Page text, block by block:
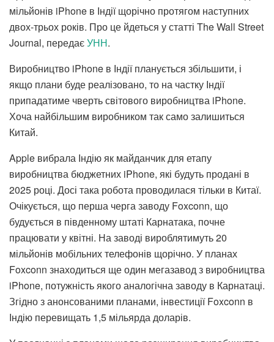
мільйонів iPhone в Індії щорічно протягом наступних
двох-трьох років. Про це йдеться у статті The Wall Street
Journal, передаєУНН.
Виробництво iPhone в Індії планується збільшити, і
якщо плани буде реалізовано, то на частку Індії
припадатиме чверть світового виробництва iPhone.
Хоча найбільшим виробником так само залишиться
Китай.
Apple вибрала Індію як майданчик для етапу
виробництва бюджетних iPhone, які будуть продані в
2025 році. Досі така робота проводилася тільки в Китаї.
Очікується, що перша черга заводу Foxconn, що
будується в південному штаті Карнатака, почне
працювати у квітні. На заводі вироблятимуть 20
мільйонів мобільних телефонів щорічно. У планах
Foxconn знаходиться ще один мегазавод з виробництва
iPhone, потужність якого аналогічна заводу в Карнатаці.
Згідно з анонсованими планами, інвестиції Foxconn в
Індію перевищать 1,5 мільярда доларів.